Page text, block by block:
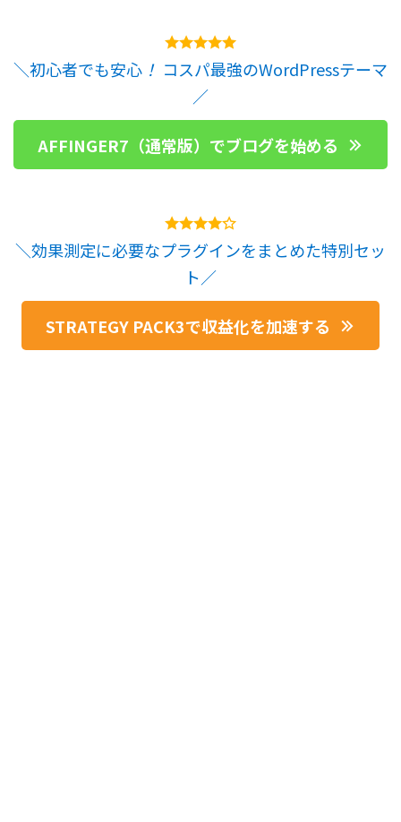
＼初心者でも安心 ！ コスパ最強のWordPressテーマ
／
AFFINGER7（通常版）でブログを始める
＼効果測定に必要なプラグインをまとめた特別セッ
ト／
STRATEGY PACK3で収益化を加速する